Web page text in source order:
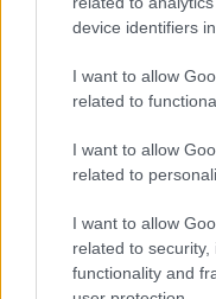
device identifiers
I want to allow
related to
I want to allow
related to
I want to allow
related to
functionality and
Adja meg
meg e-mail címét:
Megismertem és